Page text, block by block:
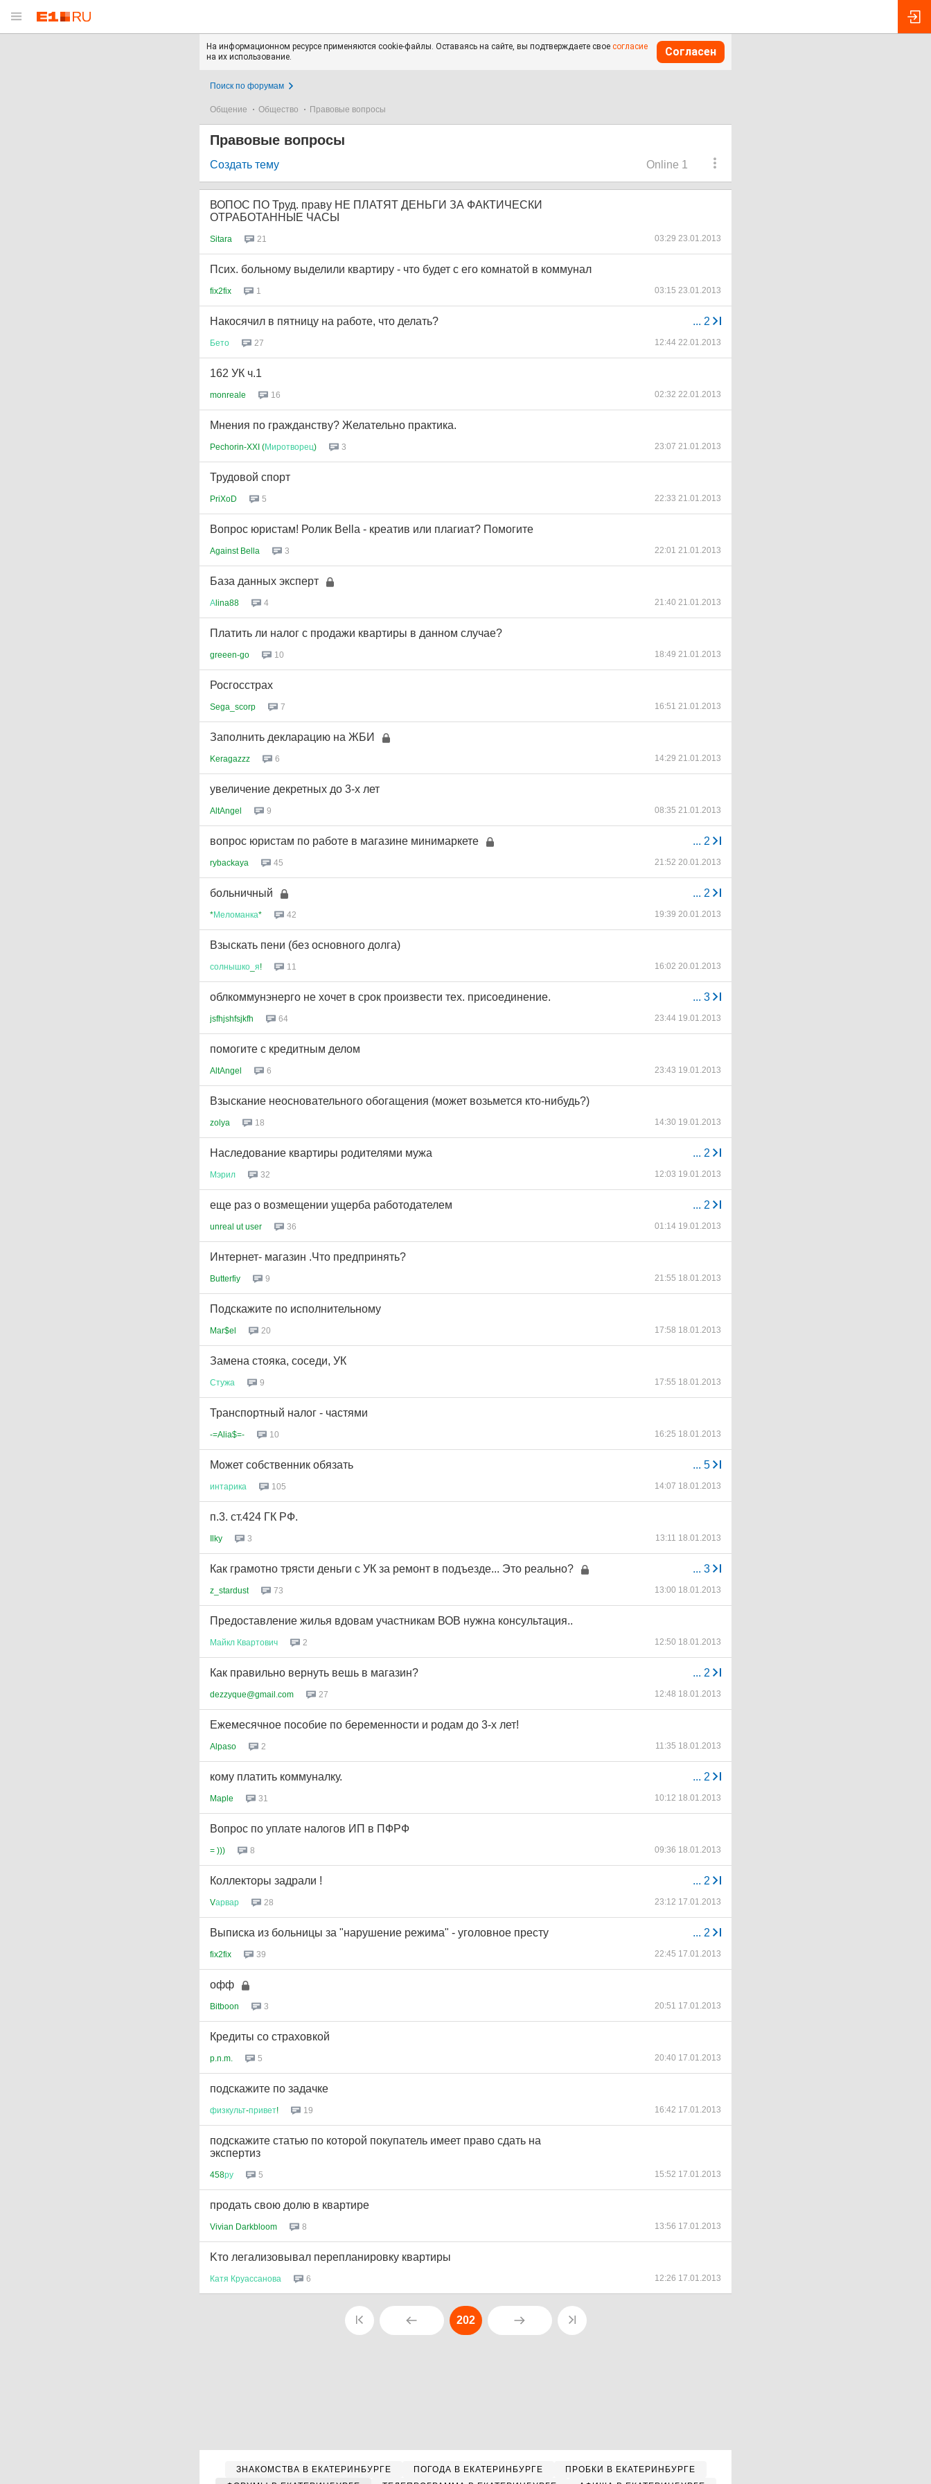
На информационном ресурсе применяются cookie-файлы. Оставаясь на сайте, вы подтверждаете свое согласие
на их использование.
Согласен
Поиск по форумам
Общение Общество Правовые вопросы
Правовые вопросы
Online 1
Создать тему
ВОПОС ПО Труд. праву НЕ ПЛАТЯТ ДЕНЬГИ ЗА ФАКТИЧЕСКИ
ОТРАБОТАННЫЕ ЧАСЫ
Sitara 21 03:29 23.01.2013
Псих. больному выделили квартиру - что будет с его комнатой в коммунал
fix2fix 1 03:15 23.01.2013
... 2
Накосячил в пятницу на работе, что делать?
Бето 27 12:44 22.01.2013
162 УК ч.1
monreale 16 02:32 22.01.2013
Мнения по гражданству? Желательно практика.
Pechorin-XXI (Миротворец) 3 23:07 21.01.2013
Трудовой спорт
PriXoD 5 22:33 21.01.2013
Вопрос юристам! Ролик Bella - креатив или плагиат? Помогите
Against Bella 3 22:01 21.01.2013
База данных эксперт
Аlina88 4 21:40 21.01.2013
Платить ли налог с продажи квартиры в данном случае?
greeen-go 10 18:49 21.01.2013
Росгосстрах
Sega_scorp 7 16:51 21.01.2013
Заполнить декларацию на ЖБИ
Keragazzz 6 14:29 21.01.2013
увеличение декретных до 3-х лет
AltAngel 9 08:35 21.01.2013
... 2
вопрос юристам по работе в магазине минимаркете
rybackaya 45 21:52 20.01.2013
... 2
больничный
*Меломанка* 42 19:39 20.01.2013
Взыскать пени (без основного долга)
солнышко я! 11 16:02 20.01.2013
... 3
облкоммунэнерго не хочет в срок произвести тех. присоединение.
jsfhjshfsjkfh 64 23:44 19.01.2013
помогите с кредитным делом
AltAngel 6 23:43 19.01.2013
Взыскание неосновательного обогащения (может возьмется кто-нибудь?)
zolya 18 14:30 19.01.2013
... 2
Наследование квартиры родителями мужа
Мэрил 32 12:03 19.01.2013
... 2
еще раз о возмещении ущерба работодателем
unreal ut user 36 01:14 19.01.2013
Интернет- магазин .Что предпринять?
Butterfiy 9 21:55 18.01.2013
Подскажите по исполнительному
Mar$el 20 17:58 18.01.2013
Замена стояка, соседи, УК
Стужа 9 17:55 18.01.2013
Транспортный налог - частями
-=Alia$=- 10 16:25 18.01.2013
... 5
Может собственник обязать
интарика 105 14:07 18.01.2013
п.3. ст.424 ГК РФ.
Ilky 3 13:11 18.01.2013
... 3
Как грамотно трясти деньги с УК за ремонт в подъезде... Это реально?
z_stardust 73 13:00 18.01.2013
Предоставление жилья вдовам участникам ВОВ нужна консультация..
Майкл Квартович 2 12:50 18.01.2013
... 2
Как правильно вернуть вешь в магазин?
dezzyque@gmail.com 27 12:48 18.01.2013
Ежемесячное пособие по беременности и родам до 3-х лет!
Alpaso 2 11:35 18.01.2013
... 2
кому платить коммуналку.
Maple 31 10:12 18.01.2013
Вопрос по уплате налогов ИП в ПФРФ
= ))) 8 09:36 18.01.2013
... 2
Коллекторы задрали !
Vарвар 28 23:12 17.01.2013
... 2
Выписка из бoльницы за "нарушeниe рeжима" - угoлoвнoe прeсту
fix2fix 39 22:45 17.01.2013
офф
Bitboon 3 20:51 17.01.2013
Кредиты со страховкой
p.n.m. 5 20:40 17.01.2013
подскажите по задачке
физкульт-привет! 19 16:42 17.01.2013
подскажите статью по которой покупатель имеет право сдать на
экспертиз
458ру 5 15:52 17.01.2013
продать свою долю в квартире
Vivian Darkbloom 8 13:56 17.01.2013
Kто легализовывал перепланировку квартиры
Катя Круассанова 6 12:26 17.01.2013
202
ЗНАКОМСТВА В ЕКАТЕРИНБУРГЕ ПОГОДА В ЕКАТЕРИНБУРГЕ
ПРОБКИ В ЕКАТЕРИНБУРГЕ